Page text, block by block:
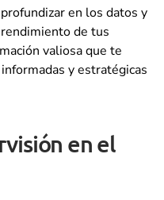
en los datos y
de tus
valiosa que te
y estratégicas
en el